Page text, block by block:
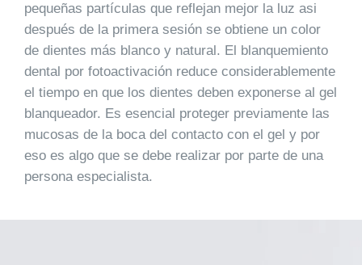
pequeñas partículas que reflejan mejor la luz asi
después de la primera sesión se obtiene un color
de dientes más blanco y natural. El blanquemiento
dental por fotoactivación reduce considerablemente
el tiempo en que los dientes deben exponerse al gel
blanqueador. Es esencial proteger previamente las
mucosas de la boca del contacto con el gel y por
eso es algo que se debe realizar por parte de una
persona especialista.